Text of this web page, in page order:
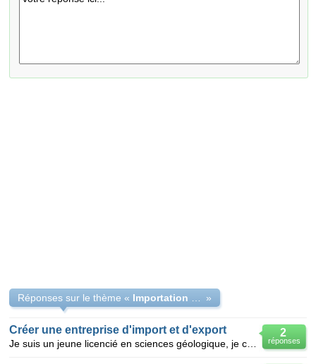
Réponses sur le thème « »
2
réponses
Créer une entreprise d'import et d'export